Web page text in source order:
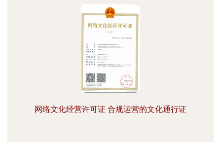
网络文化经营许可证 合规运营的文化通行证